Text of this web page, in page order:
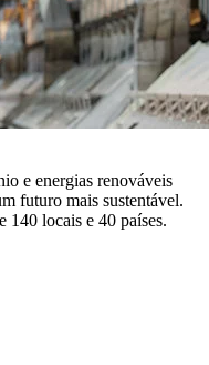
e energias renováveis
futuro mais sustentável.
140 locais e 40 países.